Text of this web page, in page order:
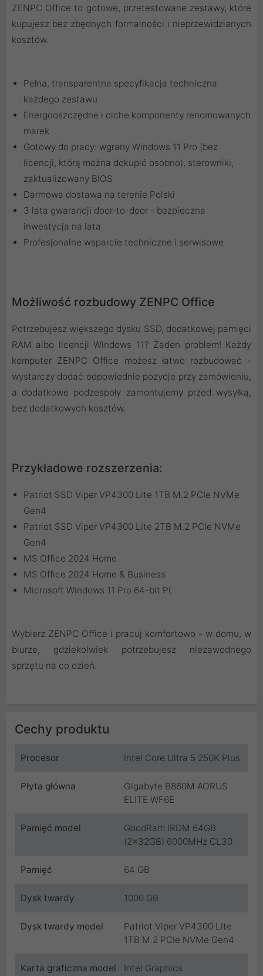
ZENPC Office to gotowe, przetestowane zestawy, które
kupujesz bez zbędnych formalności i nieprzewidzianych
kosztów.
Pełna, transparentna specyfikacja techniczna
każdego zestawu
Energooszczędne i ciche komponenty renomowanych
marek
Gotowy do pracy: wgrany Windows 11 Pro (bez
licencji, którą można dokupić osobno), sterowniki,
zaktualizowany BIOS
Darmowa dostawa na terenie Polski
3 lata gwarancji door-to-door - bezpieczna
inwestycja na lata
Profesjonalne wsparcie techniczne i serwisowe
Możliwość rozbudowy ZENPC Office
Potrzebujesz większego dysku SSD, dodatkowej pamięci
RAM albo licencji Windows 11? Żaden problem! Każdy
komputer ZENPC Office możesz łatwo rozbudować -
wystarczy dodać odpowiednie pozycje przy zamówieniu,
a dodatkowe podzespoły zamontujemy przed wysyłką,
bez dodatkowych kosztów.
Przykładowe rozszerzenia:
Patriot SSD Viper VP4300 Lite 1TB M.2 PCIe NVMe
Gen4
Patriot SSD Viper VP4300 Lite 2TB M.2 PCIe NVMe
Gen4
MS Office 2024 Home
MS Office 2024 Home & Business
Microsoft Windows 11 Pro 64-bit PL
Wybierz ZENPC Office i pracuj komfortowo - w domu, w
biurze, gdziekolwiek potrzebujesz niezawodnego
sprzętu na co dzień.
Cechy produktu
Procesor Intel Core Ultra 5 250K Plus
Płyta główna
Gigabyte B860M AORUS
ELITE WF6E
Pamięć model
GoodRam IRDM 64GB
(2x32GB) 6000MHz CL30
Pamięć 64 GB
Dysk twardy 1000 GB
Dysk twardy model
Patriot Viper VP4300 Lite
1TB M.2 PCIe NVMe Gen4
Karta graficzna model Intel Graphics